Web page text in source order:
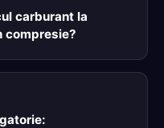
carburant la
compresie?